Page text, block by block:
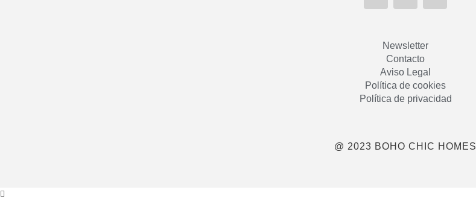
Newsletter
Contacto
Aviso Legal
Política de cookies
Política de privacidad
@ 2023 BOHO CHIC HOMES